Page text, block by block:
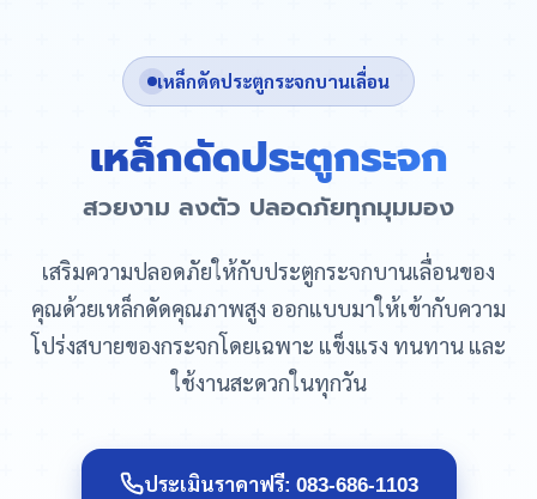
เหล็กดัดประตูกระจกบานเลื่อน
เหล็กดัดประตูกระจก
สวยงาม ลงตัว ปลอดภัยทุกมุมมอง
เสริมความปลอดภัยให้กับประตูกระจกบานเลื่อนของ
คุณด้วยเหล็กดัดคุณภาพสูง ออกแบบมาให้เข้ากับความ
โปร่งสบายของกระจกโดยเฉพาะ แข็งแรง ทนทาน และ
ใช้งานสะดวกในทุกวัน
ประเมินราคาฟรี: 083-686-1103